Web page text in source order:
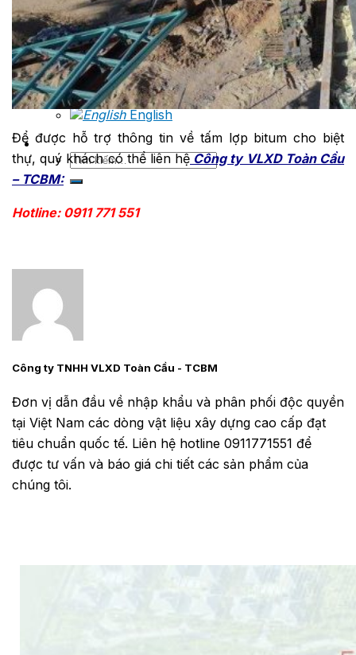
Liên hệ
Tìm
kiếm:
Tiếng Việt
Tiếng Việt
English
Tìm
Để được hỗ trợ thông tin về tấm lợp bitum cho biệt
thự, quý khách có thể liên hệCông ty VLXD Toàn Cầu
– TCBM:
Hotline: 0911 771 551
Công ty TNHH VLXD Toàn Cầu - TCBM
Đơn vị dẫn đầu về nhập khẩu và phân phối độc quyền
tại Việt Nam các dòng vật liệu xây dựng cao cấp đạt
tiêu chuẩn quốc tế. Liên hệ hotline 0911771551 để
được tư vấn và báo giá chi tiết các sản phẩm của
chúng tôi.